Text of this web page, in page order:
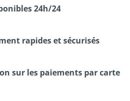
24h/24
rapides et sécurisés
sur les paiements par carte